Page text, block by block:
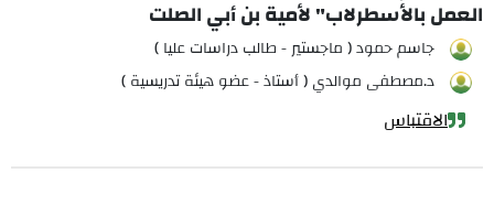
العمل بالأَسطرلاب" لأمية بن أبي الصلت
جاسم حمود ( ماجستير - طالب دراسات عليا )
د.مصطفى موالدي ( أستاذ - عضو هيئة تدريسية )
الاقتباس